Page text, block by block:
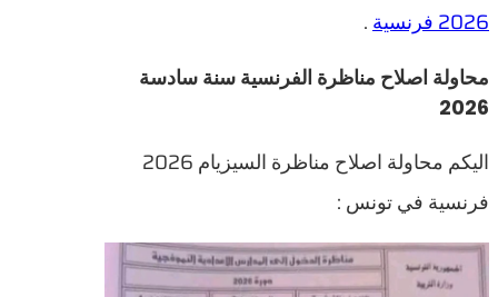
2026 فرنسية
.
محاولة اصلاح مناظرة الفرنسية سنة سادسة
2026
اليكم محاولة اصلاح مناظرة السيزيام 2026
فرنسية في تونس :